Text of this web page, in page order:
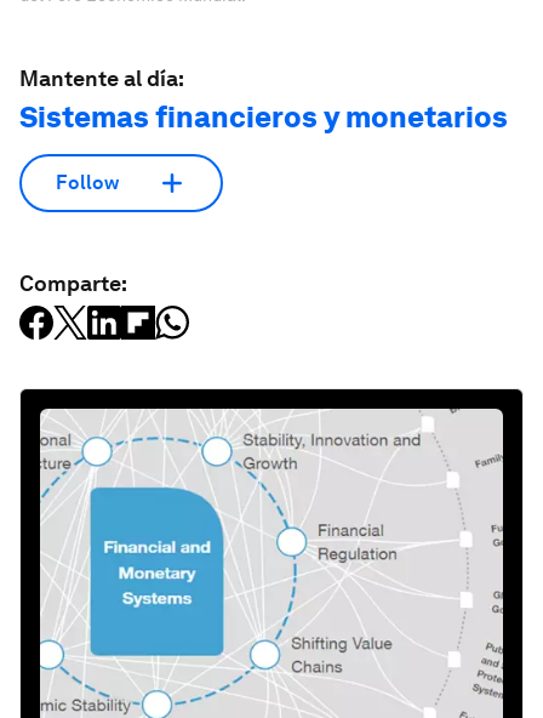
Mantente al día:
Sistemas financieros y monetarios
Follow
Comparte: